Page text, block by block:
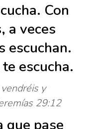
Con
a veces
escuchan.
escucha.
y
29:12
que pase